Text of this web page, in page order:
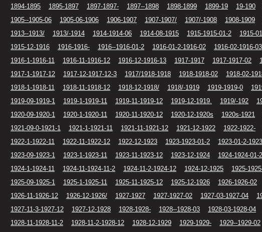
1894-1895
1895-1897 1897-1897- 1897--1898 1898-1899 1899-19 19-190
1905--1905-06
1905-06-1906 1906-1907 1907-1907/ 1907/-1908 1908-1909
1913--1913/
1913/-1914 1914-1914-06 1914-08-1915 1915-1915-01-2 1915-
1915-12-1916
1916-1916- 1916--1916-01-2 1916-01-2-1916-02 1916-02-1916-03
1916-1-1916-11
1916-11-1916-12 1916-12-1916-13 1917-1917 1917-1917-02
1917-1-1917-12
1917-12-1917-12-3 1917/1918-1918 1918-1918-02 1918-02-
1918-1-1918-11
1918-11-1918-12 1918-12-1918/ 1918/-1919 1919-1919-0
1919-09-1919-1
1919-1-1919-11 1919-11-1919-12 1919-12-1919. 1919/-192
1920-09-1920-1
1920-1-1920-11 1920-11-1920-12 1920-12-1920s 1920s-1921
1921-09-0-1921-1
1921-1-1921-11 1921-11-1921-12 1921-12-1922 1922-1922-
1922-1-1922-11
1922-11-1922-12 1922-12-1923 1923-1923-01-2 1923-01-2-
1923-09-1923-1
1923-1-1923-11 1923-11-1923-12 1923-12-1924 1924-1924-01-2
1924-1-1924-11
1924-11-1924-11-2 1924-11-2-1924-12 1924-12-1925 1925-
1925-09-1925-1
1925-1-1925-11 1925-11-1925-12 1925-12-1926 1926-1926-02
1926-11-1926-12
1926-12-1926/ 1927-1927 1927-1927-02 1927-03-1927-04
1927-11-3-1927-12
1927-12-1928 1928-1928- 1928--1928-03 1928-03-1928-04
1928-11-1928-11-2
1928-11-2-1928-12 1928-12-1929 1929-1929- 1929--1929-02